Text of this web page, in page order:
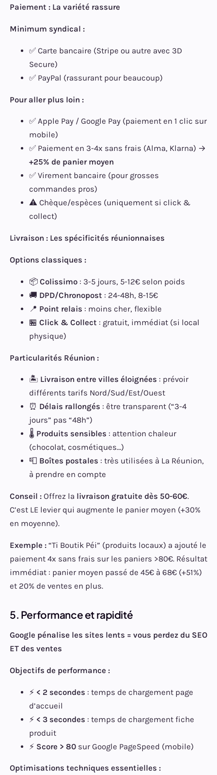
Paiement : La variété rassure
Minimum syndical :
✅ Carte bancaire (Stripe ou autre avec 3D
Secure)
✅ PayPal (rassurant pour beaucoup)
Pour aller plus loin :
✅ Apple Pay / Google Pay (paiement en 1 clic sur
mobile)
✅ Paiement en 3-4x sans frais (Alma, Klarna) →
+25% de panier moyen
✅ Virement bancaire (pour grosses
commandes pros)
⚠️ Chèque/espèces (uniquement si click &
collect)
Livraison : Les spécificités réunionnaises
Options classiques :
📦 Colissimo : 3-5 jours, 5-12€ selon poids
🚚 DPD/Chronopost : 24-48h, 8-15€
📍 Point relais : moins cher, flexible
🏪 Click & Collect : gratuit, immédiat (si local
physique)
Particularités Réunion :
🏝️ Livraison entre villes éloignées : prévoir
différents tarifs Nord/Sud/Est/Ouest
⏰ Délais rallongés : être transparent (“3-4
jours” pas “48h”)
🌡️ Produits sensibles : attention chaleur
(chocolat, cosmétiques…)
📮 Boîtes postales : très utilisées à La Réunion,
à prendre en compte
Conseil : Offrez la livraison gratuite dès 50-60€.
C’est LE levier qui augmente le panier moyen (+30%
en moyenne).
Exemple : “Ti Boutik Péi” (produits locaux) a ajouté le
paiement 4x sans frais sur les paniers >80€. Résultat
immédiat : panier moyen passé de 45€ à 68€ (+51%)
et 20% de ventes en plus.
5. Performance et rapidité
Google pénalise les sites lents = vous perdez du SEO
ET des ventes
Objectifs de performance :
⚡ < 2 secondes : temps de chargement page
d’accueil
⚡ < 3 secondes : temps de chargement fiche
produit
⚡ Score > 80 sur Google PageSpeed (mobile)
Optimisations techniques essentielles :